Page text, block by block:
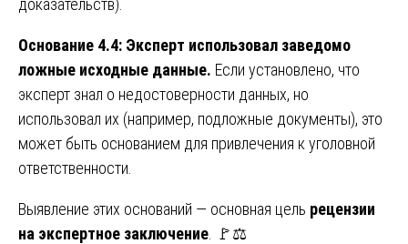
доказательств).
Основание 4.4: Эксперт использовал заведомо
ложные исходные данные. Если установлено, что
эксперт знал о недостоверности данных, но
использовал их (например, подложные документы), это
может быть основанием для привлечения к уголовной
ответственности.
Выявление этих оснований — основная цель рецензии
на экспертное заключение . 🚩⚖️